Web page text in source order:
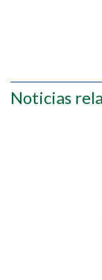
Noticias